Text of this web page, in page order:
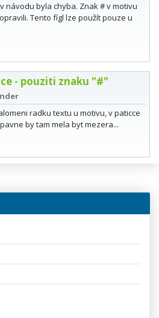
návodu byla chyba. Znak # v motivu
Tento fígl lze použít pouze u
- pouziti znaku "#"
radku textu u motivu, v paticce
by tam mela byt mezera...